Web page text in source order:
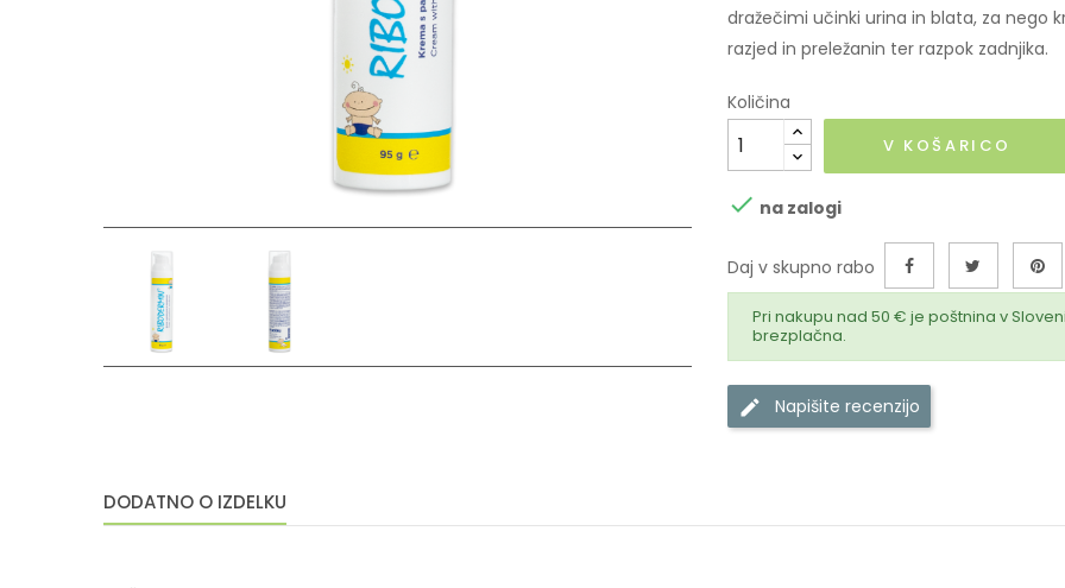
dražečimi učinki urina in blata, za nego
razjed in preležanin ter razpok zadnjika.
Količina
V KOŠARICO
 na zalogi
Daj v skupno rabo
Pri nakupu nad 50 € je poštnina v
brezplačna.
Napišite recenzijo
DODATNO O IZDELKU